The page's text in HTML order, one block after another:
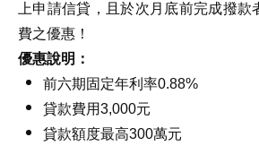
上申請信貸，且於次月底前完成撥
費之優惠！
優惠說明：
前六期固定年利率0.88%
貸款費用3,000元
貸款額度最高300萬元